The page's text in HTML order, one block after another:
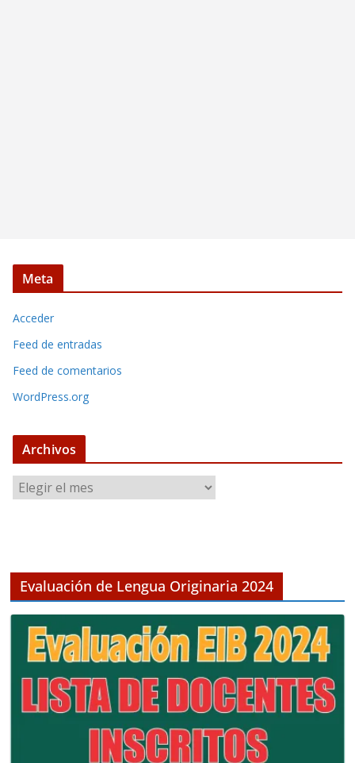
Meta
Acceder
Feed de entradas
Feed de comentarios
WordPress.org
Archivos
r
o
Evaluación de Lengua Originaria 2024